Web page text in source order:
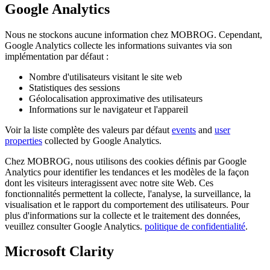
Google Analytics
Nous ne stockons aucune information chez MOBROG. Cependant,
Google Analytics collecte les informations suivantes via son
implémentation par défaut :
Nombre d'utilisateurs visitant le site web
Statistiques des sessions
Géolocalisation approximative des utilisateurs
Informations sur le navigateur et l'appareil
Voir la liste complète des valeurs par défaut events and user
properties collected by Google Analytics.
Chez MOBROG, nous utilisons des cookies définis par Google
Analytics pour identifier les tendances et les modèles de la façon
dont les visiteurs interagissent avec notre site Web. Ces
fonctionnalités permettent la collecte, l'analyse, la surveillance, la
visualisation et le rapport du comportement des utilisateurs. Pour
plus d'informations sur la collecte et le traitement des données,
veuillez consulter Google Analytics. politique de confidentialité.
Microsoft Clarity